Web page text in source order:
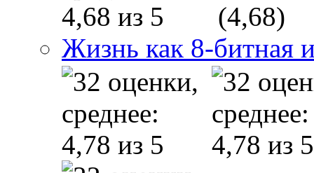
(4,68)
Жизнь как 8-битная